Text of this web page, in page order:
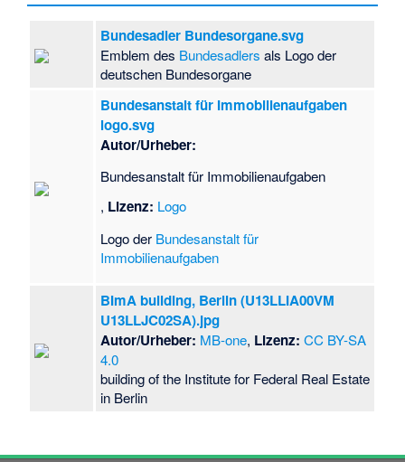
Bundesadler Bundesorgane.svg
Emblem des Bundesadlers als Logo der
deutschen Bundesorgane
Bundesanstalt für Immobilienaufgaben
logo.svg
Autor/Urheber:
Bundesanstalt für Immobilienaufgaben
, Lizenz: Logo
Logo der Bundesanstalt für
Immobilienaufgaben
BImA building, Berlin (U13LLIA00VM
U13LLJC02SA).jpg
Autor/Urheber: MB-one, Lizenz: CC BY-SA
4.0
building of the Institute for Federal Real Estate
in Berlin